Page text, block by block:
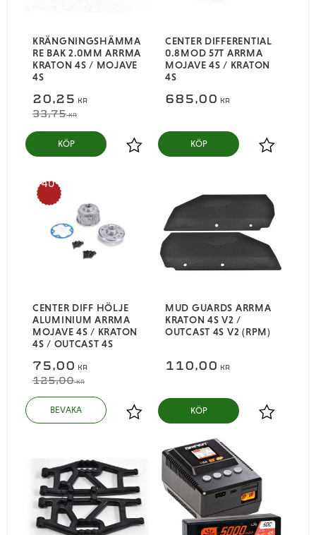
KRÄNGNINGSHÄMMA
RE BAK 2.0MM ARRMA
KRATON 4S / MOJAVE
4S
20,25 KR
33,75KR
Lägg till i favoriter
KÖP
CENTER DIFFERENTIAL
0.8MOD 57T ARRMA
MOJAVE 4S / KRATON
4S
685,00 KR
Lägg till i
KÖP
CENTER DIFF HÖLJE
ALUMINIUM ARRMA
MOJAVE 4S / KRATON
4S / OUTCAST 4S
75,00 KR
125,00KR
40
%
Lägg till i favoriter
MUD GUARDS ARRMA
KRATON 4S V2 /
OUTCAST 4S V2 (RPM)
110,00 KR
Lägg till i
KÖP